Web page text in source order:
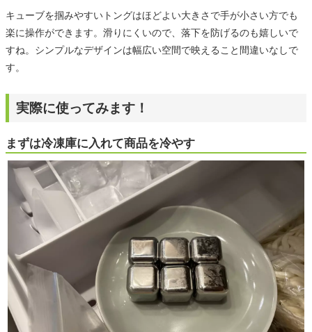
キューブを掴みやすいトングはほどよい大きさで手が小さい方でも
楽に操作ができます。滑りにくいので、落下を防げるのも嬉しいで
すね。シンプルなデザインは幅広い空間で映えること間違いなしで
す。
実際に使ってみます！
まずは冷凍庫に入れて商品を冷やす